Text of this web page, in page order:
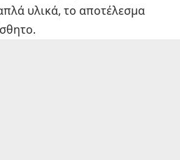
υλικά, το αποτέλεσμα